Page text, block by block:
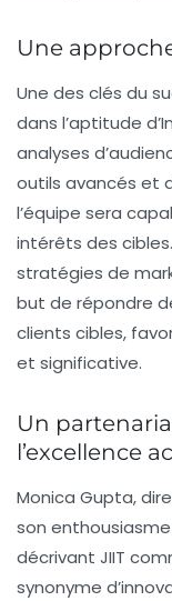
Une
Une des clés du
dans l’aptitude
analyses
outils avancés et
l’équipe sera
intérêts des
stratégies de
but de répondre
clients cibles,
et significative.
Un
l’excellence
Monica Gupta,
son
décrivant JIIT
synonyme